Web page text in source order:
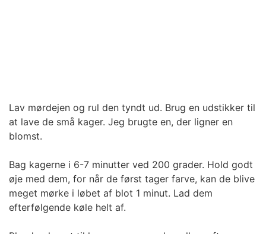
Lav mørdejen og rul den tyndt ud. Brug en udstikker til
at lave de små kager. Jeg brugte en, der ligner en
blomst.
Bag kagerne i 6-7 minutter ved 200 grader. Hold godt
øje med dem, for når de først tager farve, kan de blive
meget mørke i løbet af blot 1 minut. Lad dem
efterfølgende køle helt af.